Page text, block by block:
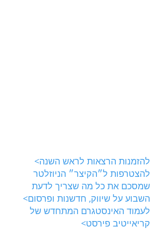
להזמנות הרצאות לראש השנה>
להצטרפות ל״הקיצר״ הניוזלטר
שמסכם את כל מה שצריך לדעת
השבוע על שיווק, חדשנות ופרסום>
לעמוד האינסטגרם המתחדש של
קריאייטיב פירסט>